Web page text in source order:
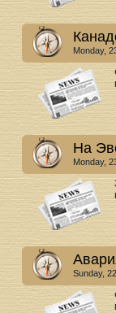
Monday,
На
Monday,
Sunday,